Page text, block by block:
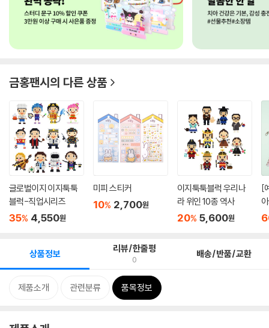
금홍팬시의 다른 상품
글로벌이지 이지툭툭
블럭-직업시리즈
35% 4,550원
미피 스티커
10% 2,700원
이지툭툭블럭 우리나
라 위인 10종 역사
20% 5,600원
[
상품정보 리뷰/한줄평
0 배송/반품/교환
제품소개 관련분류 품목정보